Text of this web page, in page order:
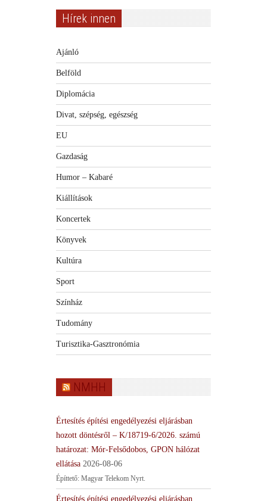
Hírek innen
Ajánló
Belföld
Diplomácia
Divat, szépség, egészség
EU
Gazdaság
Humor – Kabaré
Kiállítások
Koncertek
Könyvek
Kultúra
Sport
Színház
Tudomány
Turisztika-Gasztronómia
NMHH
Értesítés építési engedélyezési eljárásban
hozott döntésről – K/18719-6/2026. számú
határozat: Mór-Felsődobos, GPON hálózat
ellátása 2026-08-06
Építtető: Magyar Telekom Nyrt.
Értesítés építési engedélyezési eljárásban